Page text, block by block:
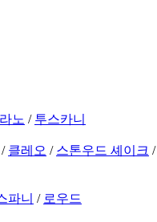
노 / 투스카니
/ 클레오 / 스톤우드 셰이크
파니 / 로우드